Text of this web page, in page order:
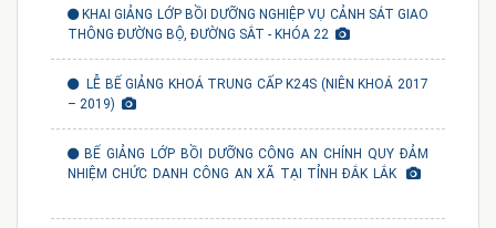
KHAI GIẢNG LỚP BỒI DƯỠNG NGHIỆP VỤ CẢNH SÁT GIAO
THÔNG ĐƯỜNG BỘ, ĐƯỜNG SẮT - KHÓA 22
LỄ BẾ GIẢNG KHOÁ TRUNG CẤP K24S (NIÊN KHOÁ 2017
– 2019)
BẾ GIẢNG LỚP BỒI DƯỠNG CÔNG AN CHÍNH QUY ĐẢM
NHIỆM CHỨC DANH CÔNG AN XÃ TẠI TỈNH ĐẮK LẮK